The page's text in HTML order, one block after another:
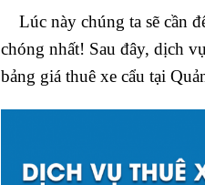
Lúc này chúng ta sẽ cần
chóng nhất! Sau đây, dịch
bảng giá thuê xe cẩu tại